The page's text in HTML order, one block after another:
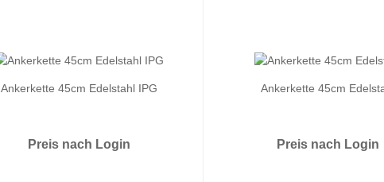
Ankerkette 45cm Edelstahl IPG
Preis nach Login
Ankerkette 45cm
Preis nach Login